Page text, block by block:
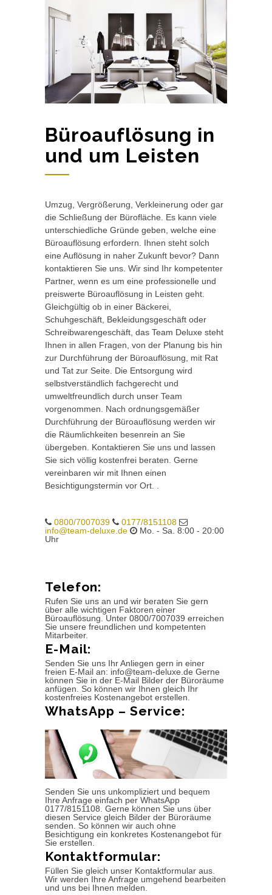
Büroauflösung in
und um Leisten
Umzug, Vergrößerung, Verkleinerung oder gar
die Schließung der Bürofläche. Es kann viele
unterschiedliche Gründe geben, welche eine
Büroauflösung erfordern. Ihnen steht solch
eine Auflösung in naher Zukunft bevor? Dann
kontaktieren Sie uns. Wir sind Ihr kompetenter
Partner, wenn es um eine professionelle und
preiswerte Büroauflösung in Leisten geht.
Gleichgültig ob in einer Bäckerei,
Schuhgeschäft, Bekleidungsgeschäft oder
Schreibwarengeschäft, das Team Deluxe steht
Ihnen in allen Fragen, von der Planung bis hin
zur Durchführung der Büroauflösung, mit Rat
und Tat zur Seite. Die Entsorgung wird
selbstverständlich fachgerecht und
umweltfreundlich durch unser Team
vorgenommen. Nach ordnungsgemäßer
Durchführung der Büroauflösung werden wir
die Räumlichkeiten besenrein an Sie
übergeben. Kontaktieren Sie uns und lassen
Sie sich völlig kostenfrei beraten. Gerne
vereinbaren wir mit Ihnen einen
Besichtigungstermin vor Ort. .
0800/7007039
0177/8151108
info@team-deluxe.de
Mo. - Sa. 8:00 - 20:00
Uhr
Telefon:
Rufen Sie uns an und wir beraten Sie gern
über alle wichtigen Faktoren einer
Büroauflösung. Unter 0800/7007039 erreichen
Sie unsere freundlichen und kompetenten
Mitarbeiter.
E-Mail:
Senden Sie uns Ihr Anliegen gern in einer
freien E-Mail an: info@team-deluxe.de Gerne
können Sie in der E-Mail Bilder der Büroräume
anfügen. So können wir Ihnen gleich Ihr
kostenfreies Kostenangebot erstellen.
WhatsApp – Service:
Senden Sie uns unkompliziert und bequem
Ihre Anfrage einfach per WhatsApp
0177/8151108. Gerne können Sie uns über
diesen Service gleich Bilder der Büroräume
senden. So können wir auch ohne
Besichtigung ein konkretes Kostenangebot für
Sie erstellen.
Kontaktformular:
Füllen Sie gleich unser Kontaktformular aus.
Wir werden Ihre Anfrage umgehend bearbeiten
und uns bei Ihnen melden.